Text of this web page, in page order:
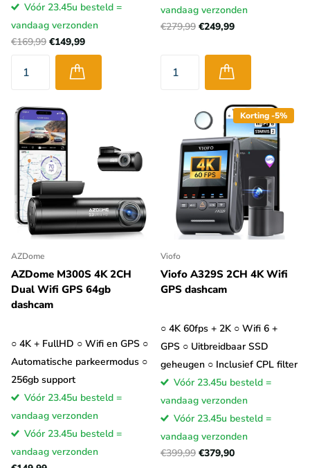
Vóór 23.45u besteld =
vandaag verzonden
€169,99 €149,99
vandaag verzonden
€279,99 €249,99
AZDome
AZDome M300S 4K 2CH
Dual Wifi GPS 64gb
dashcam
○ 4K + FullHD ○ Wifi en GPS ○
Automatische parkeermodus ○
256gb support
Vóór 23.45u besteld =
vandaag verzonden
Vóór 23.45u besteld =
vandaag verzonden
Korting -5%
Viofo
Viofo A329S 2CH 4K Wifi
GPS dashcam
○ 4K 60fps + 2K ○ Wifi 6 +
GPS ○ Uitbreidbaar SSD
geheugen ○ Inclusief CPL filter
Vóór 23.45u besteld =
vandaag verzonden
Vóór 23.45u besteld =
vandaag verzonden
€399,99 €379,90